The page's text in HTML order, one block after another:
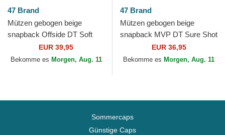
47 Brand
Mützen gebogen beige
snapback Offside DT Soft
Glow Script der New York
Yankees MLB von 47 Brand
EUR 39,95
Bekomme es Morgen, Aug. 11
47 Brand
Mützen gebogen beige
snapback MVP DT Sure Shot
Two Tone Cotton der New
York Yankees MLB von 47
EUR 36,95
Bekomme es Morgen, Aug. 11
Sommercaps
Günstige Caps